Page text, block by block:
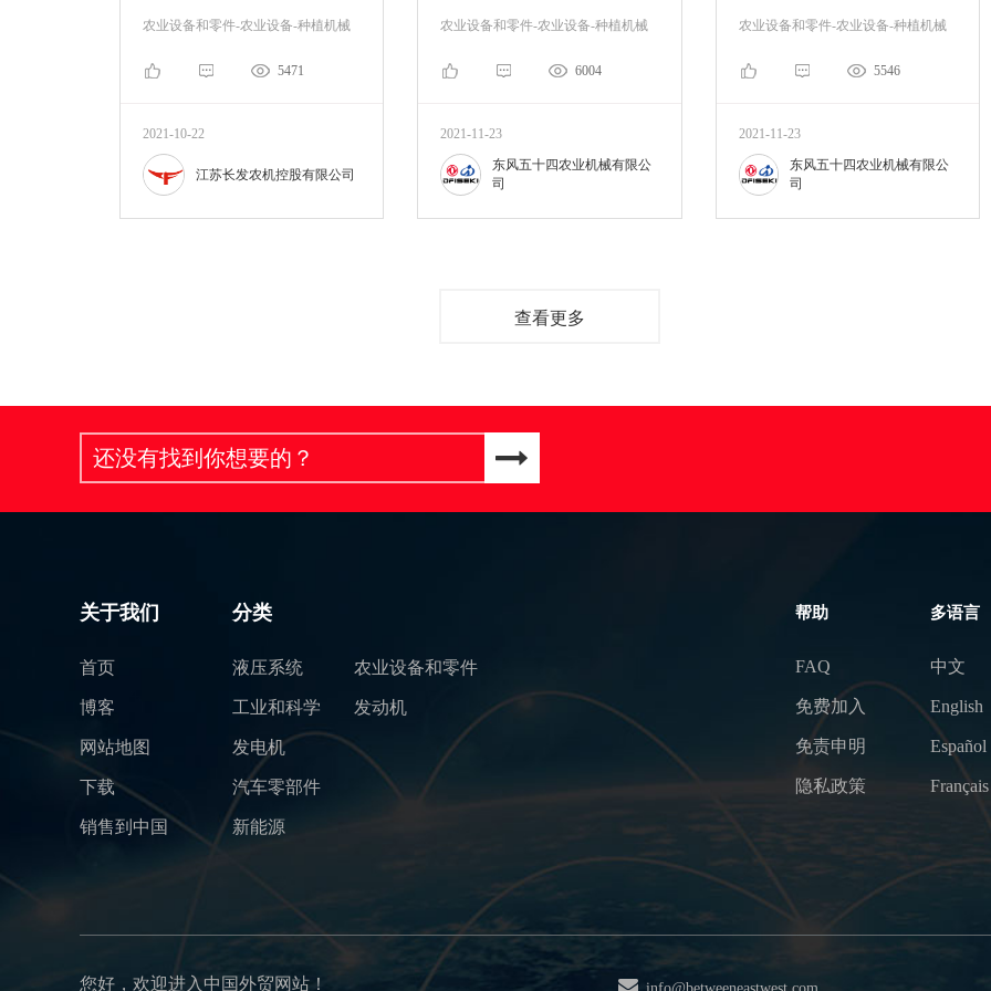
农业设备和零件-农业设备-种植机械
5471
2021-10-22
江苏长发农机控股有限公司
农业设备和零件-农业设备-种植机械
6004
2021-11-23
东风五十四农业机械有限公
司
农业设备和零件-农业设备-种植机械
5546
2021-11-23
东风五十四农业机械有限公
司
查看更多
关于我们
首页
博客
网站地图
下载
销售到中国
分类
液压系统
工业和科学
发电机
汽车零部件
新能源
农业设备和零件
发动机
帮助
FAQ
免费加入
免责申明
隐私政策
多语言
中文
English
Español
Français
您好，欢迎进入中国外贸网站！